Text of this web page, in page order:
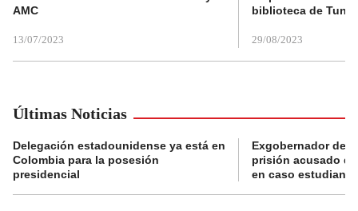
AMC
13/07/2023
biblioteca de
29/08/2023
Últimas Noticias
Delegación estadounidense ya está en
Colombia para la posesión
presidencial
Exgobernador de
prisión acusado
en caso